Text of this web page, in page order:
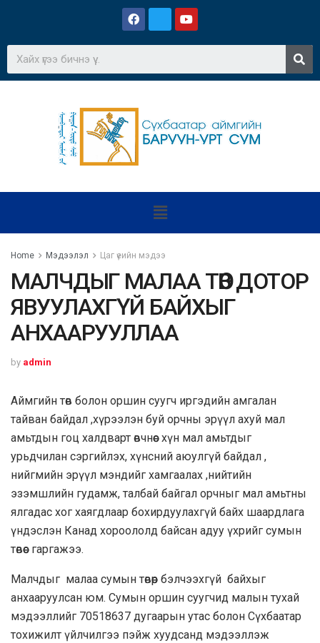
Home Мэдээлэл Цаг үеийн мэдээ
МАЛЧДЫГ МАЛАА ТӨВ ДОТОР
ЯВУУЛАХГҮЙ БАЙХЫГ
АНХААРУУЛЛАА
by admin
Аймгийн төв болон оршин суугч иргэдийн амгалан
тайван байдал ,хүрээлэн буй орчны эрүүл ахуй мал
амьтдын гоц халдварт өвчнөөс хүн мал амьтдыг
урьдчилан сэргийлэх, хүнсний аюулгүй байдал ,
нийгмийн эрүүл мэндийг хамгаалах ,нийтийн
эзэмшлийн гудамж, талбай байгал орчныг мал амьтны
ялгадас хог хаягдлаар бохирдуулахгүй байх шаардлага
үндэслэн Канад хороололд байсан адуу үхрийг сумын
төвөөс гаргажээ.
Малчдыг малаа сумын төвөөр бэлчээхгүй байхыг
анхааруулсан юм. Сумын оршин суугчид малын тухай
мэдээллийг 70518637 дугаарын утас болон Сүхбаатар
тохижилт үйлчилгээ пэйж хуудсанд мэдээллэж